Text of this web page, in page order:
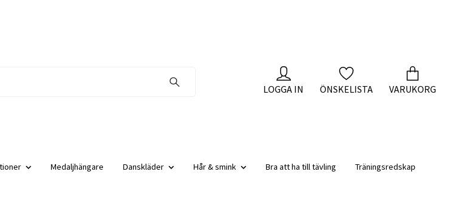
LOGGA IN ÖNSKELISTA VARUKORG
Medaljhängare Danskläder Hår & smink Bra att ha till tävling
Träningsredskap